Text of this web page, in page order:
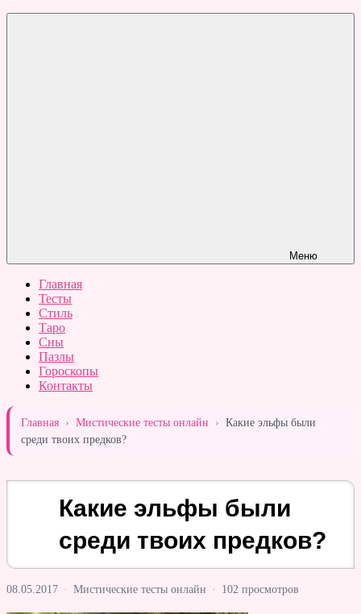
Меню
Главная
Тесты
Стиль
Таро
Сны
Пазлы
Гороскопы
Контакты
Главная › Мистические тесты онлайн › Какие эльфы были
среди твоих предков?
Какие эльфы были
среди твоих предков?
08.05.2017 · Мистические тесты онлайн · 102 просмотров